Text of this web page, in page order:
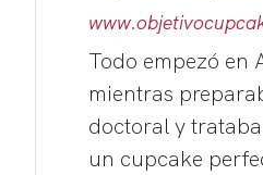
Todo empezó en
mientras
doctoral y
un cupcake